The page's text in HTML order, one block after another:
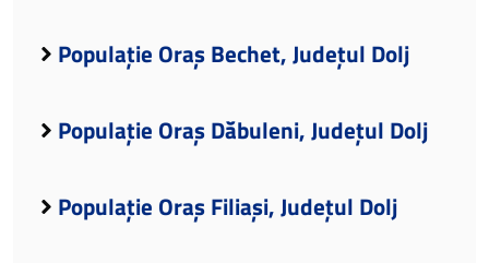
Populație Oraș Bechet, Județul Dolj
Populație Oraș Dăbuleni, Județul Dolj
Populație Oraș Filiași, Județul Dolj